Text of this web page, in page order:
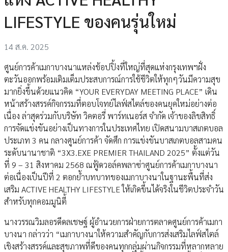
LIFESTYLE ของคนรุ่นใหม่
14 ส.ค. 2025
ศูนย์การค้าเมกาบางนาแหล่งช้อปปิ้งที่ใหญ่ที่สุดแห่งกรุงเทพฯฝั่ง
ตะวันออกพร้อมเติมเต็มประสบการณ์การใช้ชีวิตให้ทุกๆวันมีความสุข
มากยิ่งขึ้นด้วยแนวคิด “YOUR EVERYDAY MEETING PLACE” เดิน
หน้าสร้างสรรค์กิจกรรมที่ตอบโจทย์ไลฟ์สไตล์ของคนยุคใหม่อย่างต่อ
เนื่อง ล่าสุดร่วมกับบริษัท วิคตอรี่ พาร์ทเนอร์ส จำกัด เจ้าของลิขสิทธิ์
การจัดแข่งขันอย่างเป็นทางการในประเทศไทย เปิดสนามบาสเกตบอล
ประเภท 3 คน กลางศูนย์การค้า จัดศึก การแข่งขันบาสเกตบอลสามคน
ระดับนานาชาติ “3X3.EXE PREMIER THAILAND 2025” ตั้งแต่วัน
ที่ 9 – 31 สิงหาคม 2568 ณฟู้ดวอล์คพลาซ่าศูนย์การค้าเมกาบางนา
ต่อเนื่องเป็นปีที่ 2 ตอกย้ำบทบาทของเมกาบางนาในฐานะพื้นที่ส่ง
เสริม ACTIVE HEALTHY LIFESTYLE ให้เกิดขึ้นได้จริงในชีวิตประจำวัน
สำหรับทุกคอมมูนิตี้
นางวรรณวิมลอรดีดลเชษฐ์ ผู้อำนวยการฝ่ายการตลาดศูนย์การค้าเมกา
บางนา กล่าวว่า “เมกาบางนาให้ความสำคัญกับการส่งเสริมไลฟ์สไตล์
เชิงสร้างสรรค์และสุขภาพที่ดีของคนทุกกลุ่มผ่านกิจกรรมที่หลากหลาย